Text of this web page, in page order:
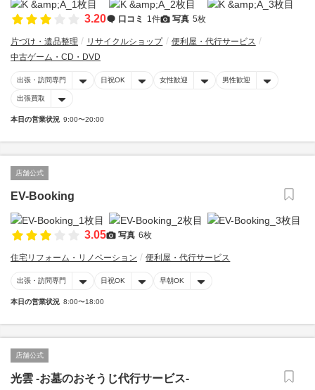
3.20 口コミ 1件 写真 5枚
片づけ・遺品整理 リサイクルショップ
便利屋・代行サービス
中古ゲーム・CD・DVD
出張・訪問専門 日祝OK 女性歓迎 男性歓迎
出張買取
本日の営業状況 9:00〜20:00
店舗公式
EV-Booking
3.05 写真 6枚
住宅リフォーム・リノベーション 便利屋・代行サービス
出張・訪問専門 日祝OK 早朝OK
本日の営業状況 8:00〜18:00
店舗公式
光雲 -お墓のおそうじ代行サービス-